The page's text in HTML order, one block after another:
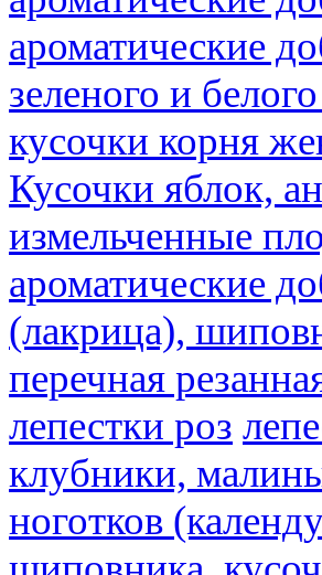
ароматические
зеленого и
кусочки корня
Кусочки яблок,
измельченные
ароматические
(лакрица),
перечная
лепестки роз
клубники,
ноготков